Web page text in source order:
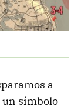
a
un símbolo